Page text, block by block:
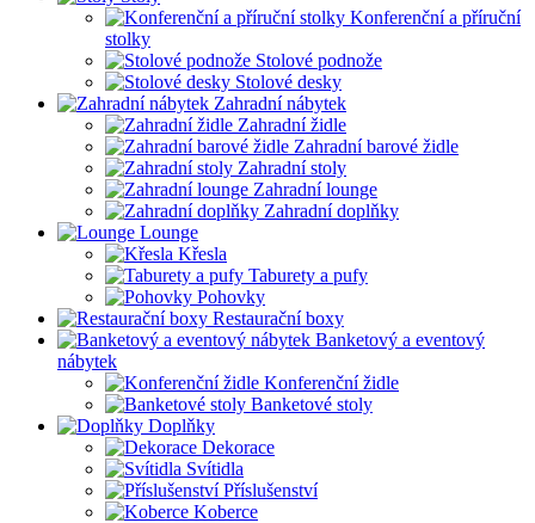
Konferenční a příruční
stolky
Stolové podnože
Stolové desky
Zahradní nábytek
Zahradní židle
Zahradní barové židle
Zahradní stoly
Zahradní lounge
Zahradní doplňky
Lounge
Křesla
Taburety a pufy
Pohovky
Restaurační boxy
Banketový a eventový
nábytek
Konferenční židle
Banketové stoly
Doplňky
Dekorace
Svítidla
Příslušenství
Koberce